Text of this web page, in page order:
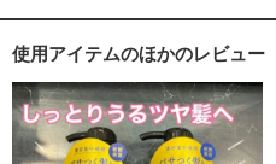
使用アイテムのほかのレビュー